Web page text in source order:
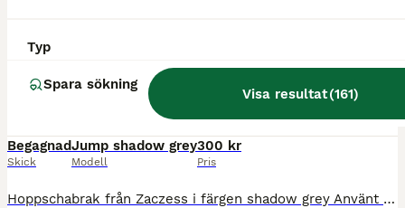
Typ
Spara sökning
Visa resultat(161)
Zaczess hoppschabrak
Begagnad
Skick
Jump shadow grey
Modell
300 kr
Pris
Hoppschabrak från Zaczess i färgen shadow grey Använt men fint skick, storlek full 300kr fraktkostnad